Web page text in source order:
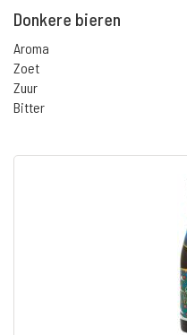
Donkere bieren
Aroma
Zoet
Zuur
Bitter